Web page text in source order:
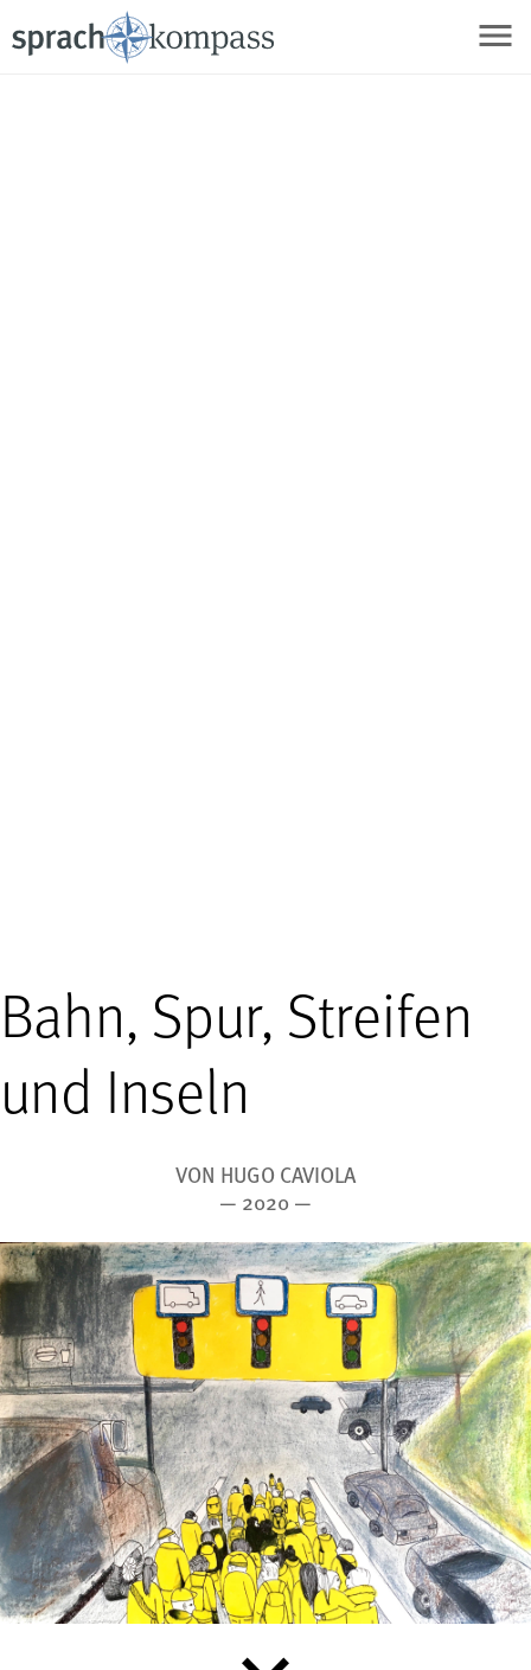
Bahn, Spur, Streifen
und Inseln
VON HUGO CAVIOLA
— 2020 —